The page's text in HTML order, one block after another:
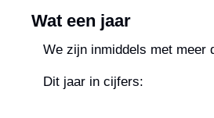
Wat een jaar
We zijn inmiddels met meer
Dit jaar in cijfers: